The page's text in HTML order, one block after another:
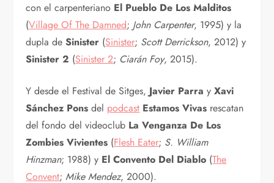
con el carpenteriano El Pueblo De Los Malditos
(Village Of The Damned; John Carpenter, 1995) y la
dupla deSinister (Sinister; Scott Derrickson, 2012) y
Sinister 2 (Sinister 2; Ciarán Foy, 2015).
Y desde el Festival de Sitges, Javier Parra yXavi
Sánchez Pons del podcast Estamos Vivas rescatan
del fondo del videoclub La Venganza De Los
Zombies Vivientes (Flesh Eater; S. William
Hinzman; 1988) y El Convento Del Diablo (The
Convent;Mike Mendez, 2000).